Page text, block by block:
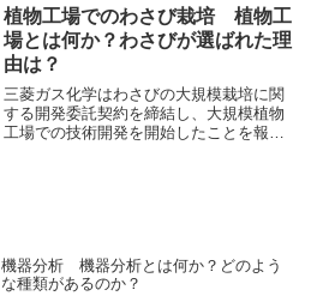
すため、サイドローディングの義務化
や、アプリ内課金における代替決済手段
の導入を通じて、独占を緩和させようと
しています。どのような独占が問題視さ
れているのか、サイドローディングとは
何かを知ることができます。
植物工場でのわさび栽培 植物工
場とは何か？わさびが選ばれた理
由は？
三菱ガス化学はわさびの大規模栽培に関
する開発委託契約を締結し、大規模植物
工場での技術開発を開始したことを報告
機器分析 機器分析とは何か？どのよう
な種類があるのか？